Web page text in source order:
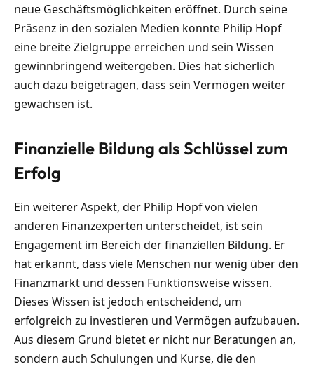
neue Geschäftsmöglichkeiten eröffnet. Durch seine
Präsenz in den sozialen Medien konnte Philip Hopf
eine breite Zielgruppe erreichen und sein Wissen
gewinnbringend weitergeben. Dies hat sicherlich
auch dazu beigetragen, dass sein Vermögen weiter
gewachsen ist.
Finanzielle Bildung als Schlüssel zum
Erfolg
Ein weiterer Aspekt, der Philip Hopf von vielen
anderen Finanzexperten unterscheidet, ist sein
Engagement im Bereich der finanziellen Bildung. Er
hat erkannt, dass viele Menschen nur wenig über den
Finanzmarkt und dessen Funktionsweise wissen.
Dieses Wissen ist jedoch entscheidend, um
erfolgreich zu investieren und Vermögen aufzubauen.
Aus diesem Grund bietet er nicht nur Beratungen an,
sondern auch Schulungen und Kurse, die den